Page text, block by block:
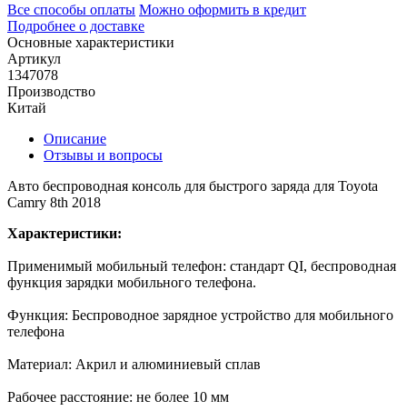
Все способы оплаты Можно оформить в кредит
Подробнее о доставке
Основные характеристики
Артикул
1347078
Производство
Китай
Описание
Отзывы и вопросы
Авто беспроводная консоль для быстрого заряда для Toyota
Camry 8th 2018
Характеристики:
Применимый мобильный телефон: стандарт QI, беспроводная
функция зарядки мобильного телефона.
Функция: Беспроводное зарядное устройство для мобильного
телефона
Материал: Акрил и алюминиевый сплав
Рабочее расстояние: не более 10 мм